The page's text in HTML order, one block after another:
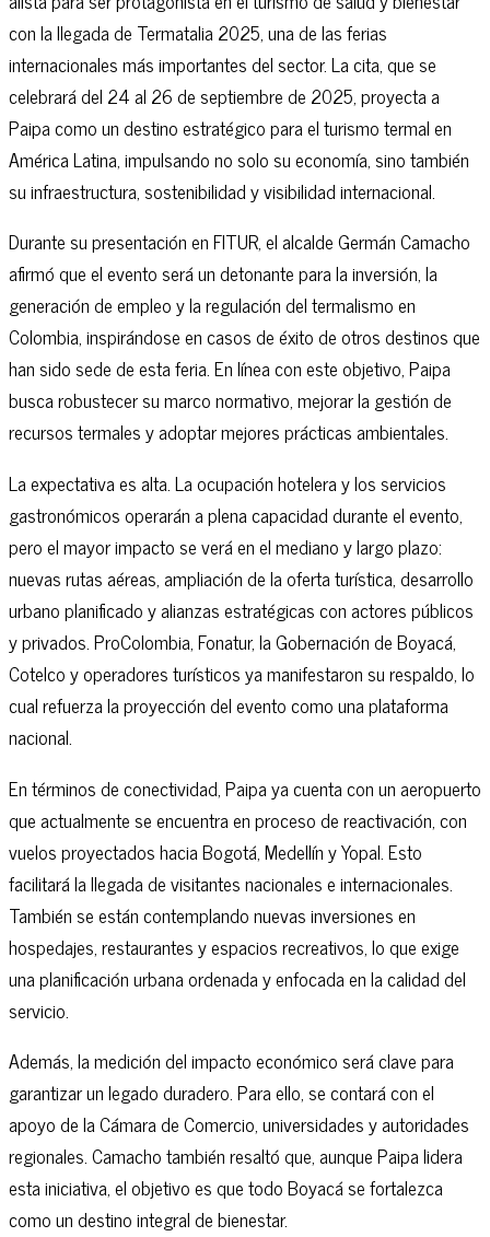
con la llegada de Termatalia 2025, una de las ferias
internacionales más importantes del sector. La cita, que se
celebrará del 24 al 26 de septiembre de 2025, proyecta a
Paipa como un destino estratégico para el turismo termal en
América Latina, impulsando no solo su economía, sino también
su infraestructura, sostenibilidad y visibilidad internacional.
Durante su presentación en FITUR, el alcalde Germán Camacho
afirmó que el evento será un detonante para la inversión, la
generación de empleo y la regulación del termalismo en
Colombia, inspirándose en casos de éxito de otros destinos que
han sido sede de esta feria. En línea con este objetivo, Paipa
busca robustecer su marco normativo, mejorar la gestión de
recursos termales y adoptar mejores prácticas ambientales.
La expectativa es alta. La ocupación hotelera y los servicios
gastronómicos operarán a plena capacidad durante el evento,
pero el mayor impacto se verá en el mediano y largo plazo:
nuevas rutas aéreas, ampliación de la oferta turística, desarrollo
urbano planificado y alianzas estratégicas con actores públicos
y privados. ProColombia, Fonatur, la Gobernación de Boyacá,
Cotelco y operadores turísticos ya manifestaron su respaldo, lo
cual refuerza la proyección del evento como una plataforma
nacional.
En términos de conectividad, Paipa ya cuenta con un aeropuerto
que actualmente se encuentra en proceso de reactivación, con
vuelos proyectados hacia Bogotá, Medellín y Yopal. Esto
facilitará la llegada de visitantes nacionales e internacionales.
También se están contemplando nuevas inversiones en
hospedajes, restaurantes y espacios recreativos, lo que exige
una planificación urbana ordenada y enfocada en la calidad del
servicio.
Además, la medición del impacto económico será clave para
garantizar un legado duradero. Para ello, se contará con el
apoyo de la Cámara de Comercio, universidades y autoridades
regionales. Camacho también resaltó que, aunque Paipa lidera
esta iniciativa, el objetivo es que todo Boyacá se fortalezca
como un destino integral de bienestar.